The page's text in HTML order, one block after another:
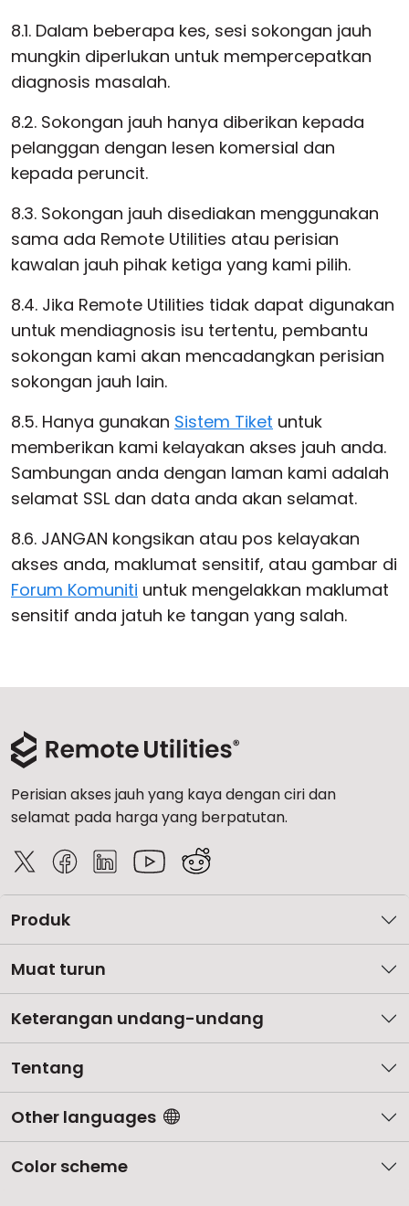
8.1. Dalam beberapa kes, sesi sokongan jauh
mungkin diperlukan untuk mempercepatkan
diagnosis masalah.
8.2. Sokongan jauh hanya diberikan kepada
pelanggan dengan lesen komersial dan
kepada peruncit.
8.3. Sokongan jauh disediakan menggunakan
sama ada Remote Utilities atau perisian
kawalan jauh pihak ketiga yang kami pilih.
8.4. Jika Remote Utilities tidak dapat digunakan
untuk mendiagnosis isu tertentu, pembantu
sokongan kami akan mencadangkan perisian
sokongan jauh lain.
8.5. Hanya gunakan Sistem Tiket untuk
memberikan kami kelayakan akses jauh anda.
Sambungan anda dengan laman kami adalah
selamat SSL dan data anda akan selamat.
8.6. JANGAN kongsikan atau pos kelayakan
akses anda, maklumat sensitif, atau gambar di
Forum Komuniti untuk mengelakkan maklumat
sensitif anda jatuh ke tangan yang salah.
Perisian akses jauh yang kaya dengan ciri dan
selamat pada harga yang berpatutan.
Produk
Muat turun
Keterangan undang-undang
Tentang
Other languages
Color scheme